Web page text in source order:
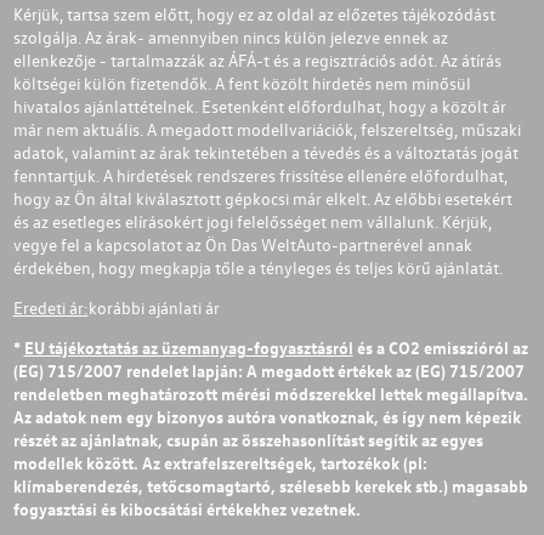
Kérjük, tartsa szem előtt, hogy ez az oldal az előzetes tájékozódást
szolgálja. Az árak- amennyiben nincs külön jelezve ennek az
ellenkezője - tartalmazzák az ÁFÁ-t és a regisztrációs adót. Az átírás
költségei külön fizetendők. A fent közölt hirdetés nem minősül
hivatalos ajánlattételnek. Esetenként előfordulhat, hogy a közölt ár
már nem aktuális. A megadott modellvariációk, felszereltség, műszaki
adatok, valamint az árak tekintetében a tévedés és a változtatás jogát
fenntartjuk. A hirdetések rendszeres frissítése ellenére előfordulhat,
hogy az Ön által kiválasztott gépkocsi már elkelt. Az előbbi esetekért
és az esetleges elírásokért jogi felelősséget nem vállalunk. Kérjük,
vegye fel a kapcsolatot az Ön Das WeltAuto-partnerével annak
érdekében, hogy megkapja tőle a tényleges és teljes körű ajánlatát.
Eredeti ár:korábbi ajánlati ár
* EU tájékoztatás az üzemanyag-fogyasztásról és a CO2 emisszióról az
(EG) 715/2007 rendelet lapján: A megadott értékek az (EG) 715/2007
rendeletben meghatározott mérési módszerekkel lettek megállapítva.
Az adatok nem egy bizonyos autóra vonatkoznak, és így nem képezik
részét az ajánlatnak, csupán az összehasonlítást segítik az egyes
modellek között. Az extrafelszereltségek, tartozékok (pl:
klímaberendezés, tetőcsomagtartó, szélesebb kerekek stb.) magasabb
fogyasztási és kibocsátási értékekhez vezetnek.